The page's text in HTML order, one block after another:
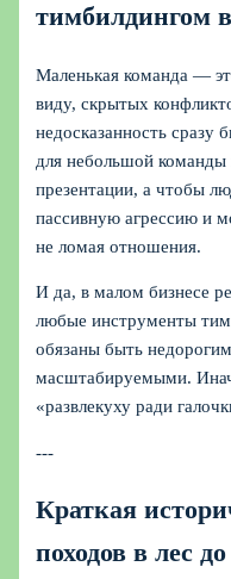
тимбилдингом
Маленькая команда —
виду, скрытых
недосказанность сразу
для небольшой
презентации, а чтобы
пассивную агрессию и
не ломая отношения.
И да, в малом бизнесе
любые инструменты
обязаны быть
масштабируемыми.
«развлекуху ради
---
Краткая
походов в лес